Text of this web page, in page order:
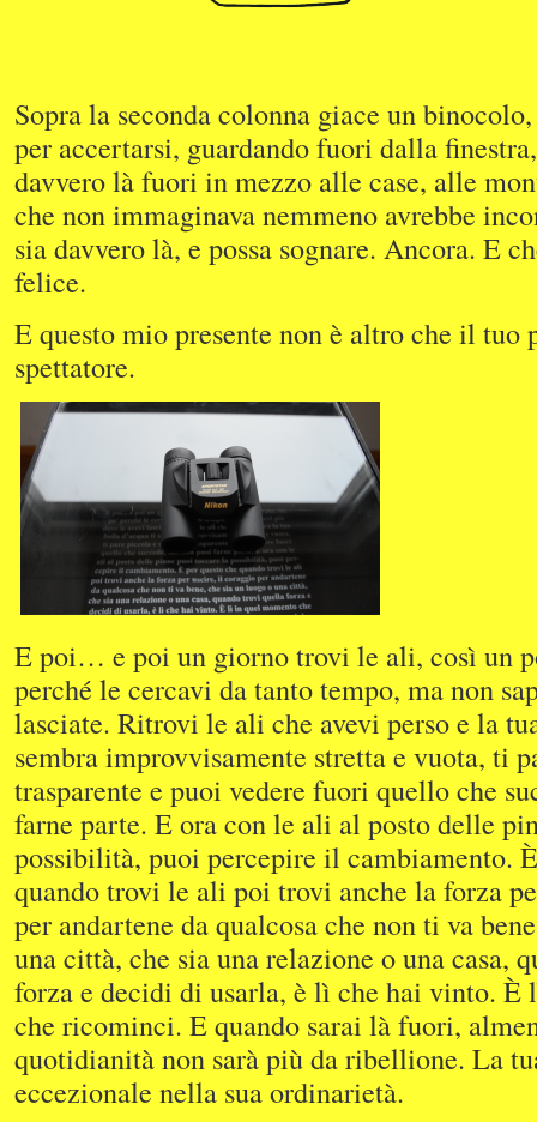
Sopra la seconda colonna giace un
per accertarsi, guardando fuori dalla
davvero là fuori in mezzo alle case, alle
che non immaginava nemmeno avrebbe
sia davvero là, e possa sognare. Ancora. E
felice.
E questo mio presente non è altro che il tuo
spettatore.
E poi… e poi un giorno trovi le ali, così un
perché le cercavi da tanto tempo, ma non
lasciate. Ritrovi le ali che avevi perso e la
sembra improvvisamente stretta e vuota, ti
trasparente e puoi vedere fuori quello che
farne parte. E ora con le ali al posto delle
possibilità, puoi percepire il cambiamento.
quando trovi le ali poi trovi anche la forza
per andartene da qualcosa che non ti va
una città, che sia una relazione o una casa,
forza e decidi di usarla, è lì che hai vinto. È
che ricominci. E quando sarai là fuori,
quotidianità non sarà più da ribellione. La
eccezionale nella sua ordinarietà.